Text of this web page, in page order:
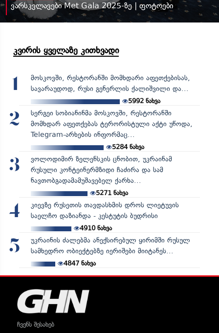
ვარსკვლავები Met Gala 2025-ზე | ფოტოები
კვირის ყველაზე კითხვადი
1
მოსკოვში, რესტორანში მომხდარი აფეთქებისას,
სავარაუდოდ, რუსი გენერლის ქალიშვილი და...
5992 ნახვა
2
სერგეი სობიანინმა მოსკოვში, რესტორანში
მომხდარ აფეთქებას ტერორისტული აქტი უწოდა,
Telegram-არხების ინფორმაც...
5284ნახვა
3
ვოლოდიმირ ზელენსკის ცნობით, უკრაინამ
რუსული კონტეინერმზიდი ჩაძირა და სამ
ნავთობგადამამუშავებელ ქარხა...
5271ნახვა
4
კიევზე რუსეთის თავდასხმის დროს ლიეტუვის
საელჩო დაზიანდა - კესტუტის ბუდრისი
4910ნახვა
5
უკრაინის ძალებმა ანექსირებულ ყირიმში რუსულ
სამხედრო ობიექტებზე იერიშები მიიტანეს...
4847ნახვა
ჩვენს შესახებ